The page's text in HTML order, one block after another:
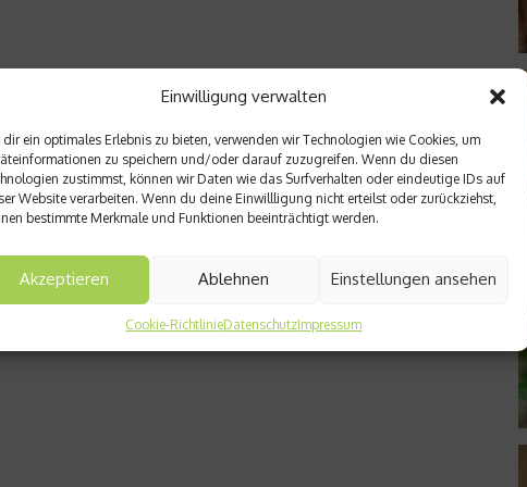
Einwilligung verwalten
dir ein optimales Erlebnis zu bieten, verwenden wir Technologien wie Cookies, um
zu speichern und/oder darauf zuzugreifen. Wenn du diesen
zustimmst, können wir Daten wie das Surfverhalten oder eindeutige IDs auf
Website verarbeiten. Wenn du deine Einwillligung nicht erteilst oder zurückziehst,
bestimmte Merkmale und Funktionen beeinträchtigt werden.
Akzeptieren Ablehnen Einstellungen ansehen
Cookie-RichtlinieDatenschutzImpressum